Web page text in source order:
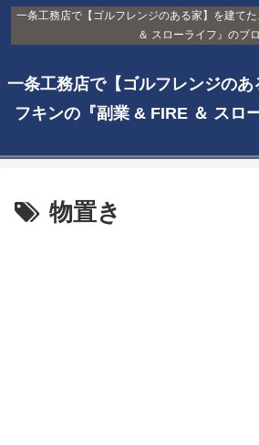
一条工務店で【ゴルフレンジのある家】を建て
＆ スローライフ』のブ
一条工務店で【ゴルフレンジの
フキンの『副業 & FIRE ＆ スロ
物置き